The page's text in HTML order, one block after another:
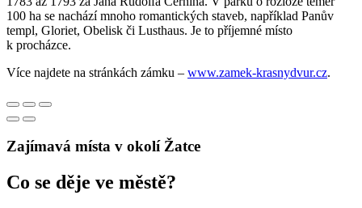
100 ha se nachází mnoho romantických staveb, například Panův
templ, Gloriet, Obelisk či Lusthaus. Je to příjemné místo
k procházce.
Více najdete na stránkách zámku – www.zamek-krasnydvur.cz.
Zajímavá místa v okolí Žatce
Co se děje ve městě?